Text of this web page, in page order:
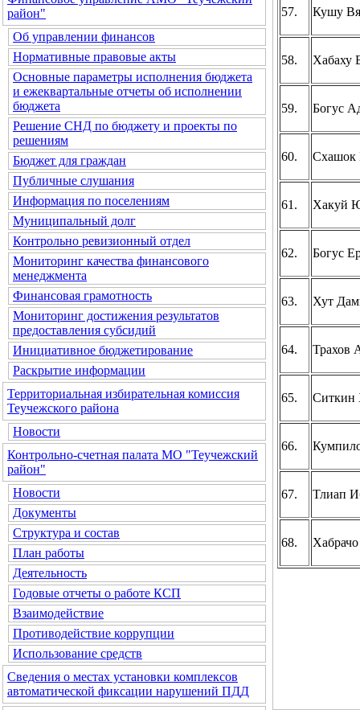
район"
Об управлении финансов
Нормативные правовые акты
Основные параметры исполнения бюджета
и ежеквартальные отчеты об исполнении
бюджета
Решение СНД по бюджету и проекты по
решениям
Бюджет для граждан
Публичные слушания
Информация по поселениям
Муниципальный долг
Контрольно ревизионный отдел
Мониторинг качества финансового
менеджмента
Финансовая грамотность
Мониторинг достижения результатов
предоставления субсидий
Инициативное бюджетирование
Раскрытие информации
Территориальная избирательная комиссия
Теучежского района
Новости
Контрольно-счетная палата МО "Теучежский
район"
Новости
Документы
Структура и состав
План работы
Деятельность
Годовые отчеты о работе КСП
Взаимодействие
Противодействие коррупции
Использование средств
Сведения о местах установки комплексов
автоматической фиксации нарушений ПДД
57. Кушу
58. Хабаху
59. Богус
60. Схашок
61. Хакуй
62. Богус
63. Хут
64. Трахов
65. Ситкин
66.
67. Тлиап
68.